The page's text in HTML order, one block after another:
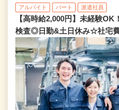
アルバイト パート 派遣社員
【高時給2,000円】未経験OK
検査◎日勤&土日休み☆社宅